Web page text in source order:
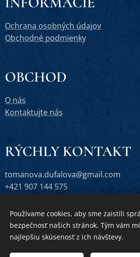
Ochrana osobných údajov
Obchodné podmienky
OBCHOD
O nás
Kontaktujte nás
RÝCHLY KONTAKT
tomanova.dufalova@gmail.com
+421 907 144 575
Vytvorené službouWebnode
Používame cookies, aby sme zaistili
bezpečnosť našich stránok. Tým vám
najlepšiu skúsenosť z ich návštevy.